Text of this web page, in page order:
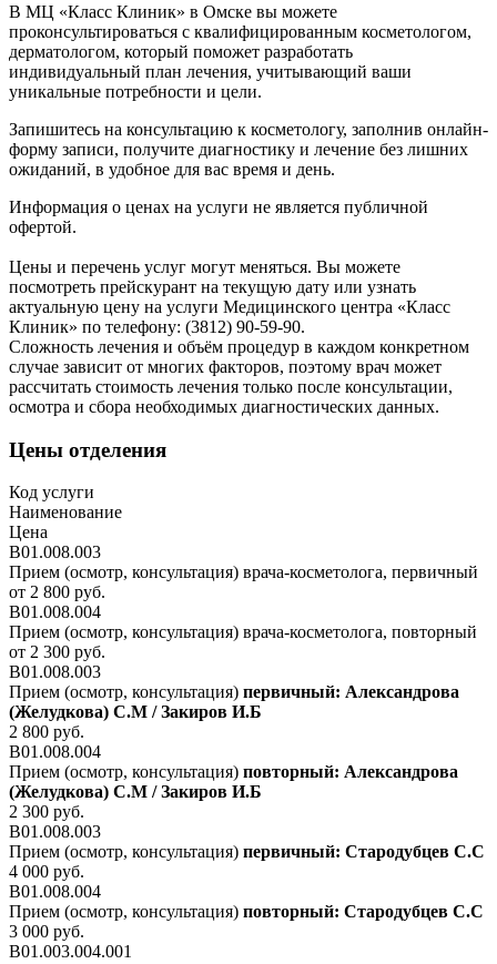
В МЦ «Класс Клиник» в Омске вы можете
проконсультироваться с квалифицированным косметологом,
дерматологом, который поможет разработать
индивидуальный план лечения, учитывающий ваши
уникальные потребности и цели.
Запишитесь на консультацию к косметологу, заполнив онлайн-
форму записи, получите диагностику и лечение без лишних
ожиданий, в удобное для вас время и день.
Информация о ценах на услуги не является публичной
офертой.
Цены и перечень услуг могут меняться. Вы можете
посмотреть прейскурант на текущую дату или узнать
актуальную цену на услуги Медицинского центра «Класс
Клиник» по телефону: (3812) 90-59-90.
Сложность лечения и объём процедур в каждом конкретном
случае зависит от многих факторов, поэтому врач может
рассчитать стоимость лечения только после консультации,
осмотра и сбора необходимых диагностических данных.
Цены отделения
Код услуги
Наименование
Цена
В01.008.003
Прием (осмотр, консультация) врача-косметолога, первичный
от 2 800 руб.
В01.008.004
Прием (осмотр, консультация) врача-косметолога, повторный
от 2 300 руб.
В01.008.003
Прием (осмотр, консультация) первичный: Александрова
(Желудкова) С.М / Закиров И.Б
2 800 руб.
В01.008.004
Прием (осмотр, консультация) повторный: Александрова
(Желудкова) С.М / Закиров И.Б
2 300 руб.
В01.008.003
Прием (осмотр, консультация) первичный: Стародубцев С.С
4 000 руб.
В01.008.004
Прием (осмотр, консультация) повторный: Стародубцев С.С
3 000 руб.
В01.003.004.001